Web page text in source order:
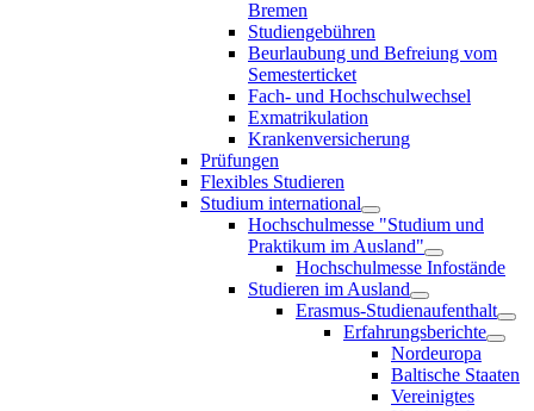
Bremen
Studiengebühren
Beurlaubung und Befreiung vom
Semesterticket
Fach- und Hochschulwechsel
Exmatrikulation
Krankenversicherung
Prüfungen
Flexibles Studieren
Studium international
Hochschulmesse "Studium und
Praktikum im Ausland"
Hochschulmesse Infostände
Studieren im Ausland
Erasmus-Studienaufenthalt
Erfahrungsberichte
Nordeuropa
Baltische Staaten
Vereinigtes